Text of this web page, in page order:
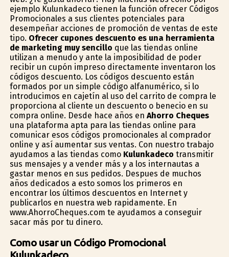
ejemplo Kulunkadeco tienen la función ofrecer Códigos
Promocionales a sus clientes potenciales para
desempeñar acciones de promoción de ventas de este
tipo. Ofrecer cupones descuento es una herramienta
de marketing muy sencillo que las tiendas online
utilizan a menudo y ante la imposibilidad de poder
recibir un cupón impreso directamente inventaron los
códigos descuento. Los códigos descuento están
formados por un simple código alfanumérico, si lo
introducimos en cajetín al uso del carrito de compra le
proporciona al cliente un descuento o beneficio en su
compra online. Desde hace años en Ahorro Cheques
una plataforma apta para las tiendas online para
comunicar esos códigos promocionales al comprador
online y así aumentar sus ventas. Con nuestro trabajo
ayudamos a las tiendas como Kulunkadeco transmitir
sus mensajes y a vender más y a los internautas a
gastar menos en sus pedidos. Despues de muchos
años dedicados a esto somos los primeros en
encontrar los últimos descuentos en Internet y
publicarlos en nuestra web rapidamente. En
www.AhorroCheques.com te ayudamos a conseguir
sacar más por tu dinero.
Como usar un Código Promocional
Kulunkadeco